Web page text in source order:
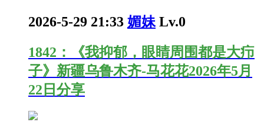
2026-5-29 21:33 媚妹 Lv.0
1842：《我抑郁，眼睛周围都是大疖
子》新疆乌鲁木齐-马花花2026年5月
22日分享